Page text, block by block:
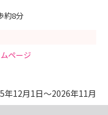
約8分
ページ
年12月1日～2026年11月